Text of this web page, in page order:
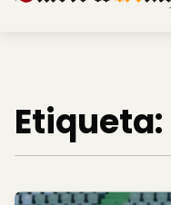
Etiqueta: